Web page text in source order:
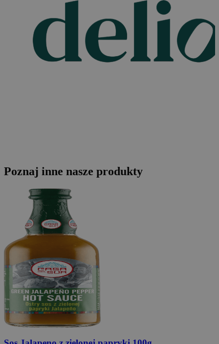
Poznaj inne nasze produkty